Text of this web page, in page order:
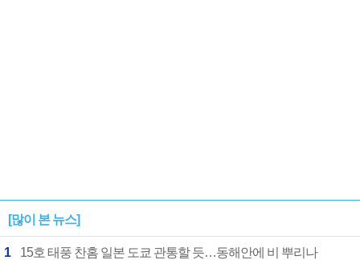
[많이 본 뉴스]
1 15호 태풍 찬홈 일본 도쿄 관통할 듯…동해안에 비 뿌리나